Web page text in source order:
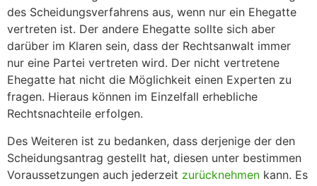
des Scheidungsverfahrens aus, wenn nur ein Ehegatte
vertreten ist. Der andere Ehegatte sollte sich aber
darüber im Klaren sein, dass der Rechtsanwalt immer
nur eine Partei vertreten wird. Der nicht vertretene
Ehegatte hat nicht die Möglichkeit einen Experten zu
fragen. Hieraus können im Einzelfall erhebliche
Rechtsnachteile erfolgen.
Des Weiteren ist zu bedanken, dass derjenige der den
Scheidungsantrag gestellt hat, diesen unter bestimmen
Voraussetzungen auch jederzeit zurücknehmen kann. Es